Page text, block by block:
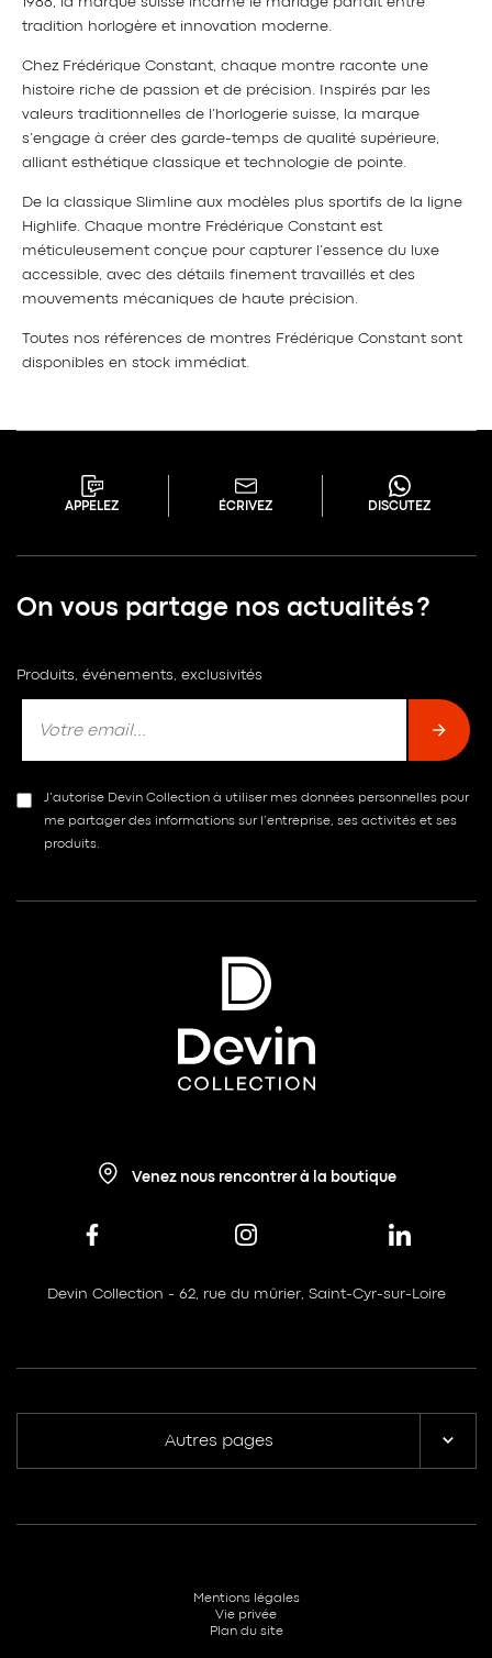
tradition horlogère et innovation moderne.
Chez Frédérique Constant, chaque montre raconte une
histoire riche de passion et de précision. Inspirés par les
valeurs traditionnelles de l’horlogerie suisse, la marque
s’engage à créer des garde-temps de qualité supérieure,
alliant esthétique classique et technologie de pointe.
De la classique Slimline aux modèles plus sportifs de la ligne
Highlife. Chaque montre Frédérique Constant est
méticuleusement conçue pour capturer l’essence du luxe
accessible, avec des détails finement travaillés et des
mouvements mécaniques de haute précision.
Toutes nos références de montres Frédérique Constant sont
disponibles en stock immédiat.
APPELEZ ÉCRIVEZ DISCUTEZ
On vous partage nos actualités ?
Produits, événements, exclusivités
J’autorise Devin Collection à utiliser mes données personnelles pour
me partager des informations sur l’entreprise, ses activités et ses
produits.
Venez nous rencontrer à la boutique
Devin Collection - 62, rue du mûrier, Saint-Cyr-sur-Loire
Autres pages
Mentions légales
Vie privée
Plan du site